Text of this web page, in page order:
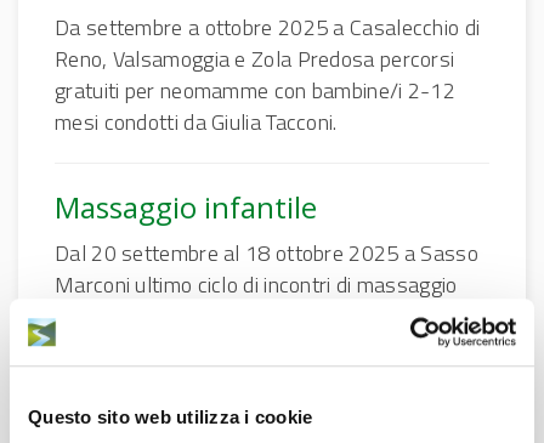
Questo sito web utilizza i cookie
Da settembre a ottobre 2025 a Casalecchio di
Reno, Valsamoggia e Zola Predosa percorsi
gratuiti per neomamme con bambine/i 2-12
mesi condotti da Giulia Tacconi.
Massaggio infantile
Dal 20 settembre al 18 ottobre 2025 a Sasso
Marconi ultimo ciclo di incontri di massaggio
infantile, rivolti alle neo mamme con bimbi
0/12 mesi.